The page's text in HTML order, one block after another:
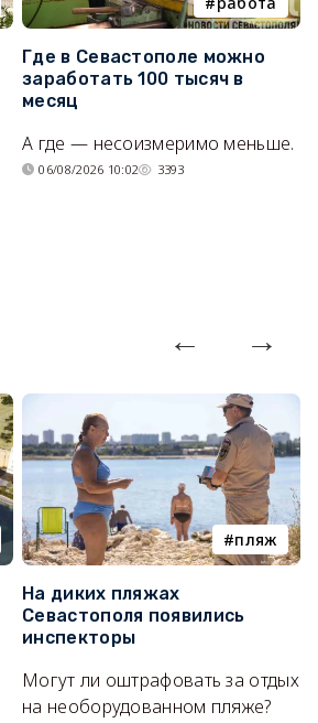
Где в Севастополе можно
заработать 100 тысяч в
месяц
А где — несоизмеримо меньше.
06/08/2026 10:02 3393
пляж
На диких пляжах
Севастополя появились
инспекторы
Могут ли оштрафовать за отдых
на необорудованном пляже?